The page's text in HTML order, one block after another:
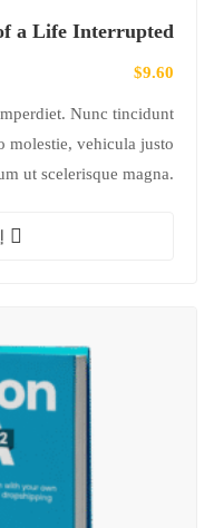
a Life Interrupted
$9.60
Nunc tincidunt
molestie, vehicula justo
ut scelerisque magna.